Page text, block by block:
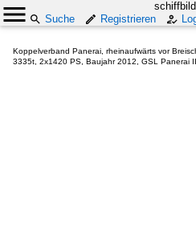
Suche
Registrieren
Koppelverband Panerai, rheinaufwärts vor
3335t, 2x1420 PS, Baujahr 2012, GSL Panerai